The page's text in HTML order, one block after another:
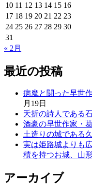
10 11 12 13 14 15 16
17 18 19 20 21 22 23
24 25 26 27 28 29 30
31
« 2月
最近の投稿
病魔と闘った早世
月19日
夭折の詩人である
酒豪の早世作家・
土造りの城である
実は姫路城よりも
積を持つお城、山
アーカイブ